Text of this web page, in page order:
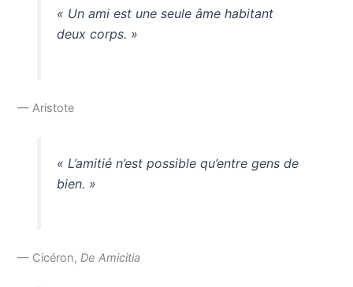
« Un ami est une seule âme habitant
deux corps. »
— Aristote
« L’amitié n’est possible qu’entre gens de
bien. »
— Cicéron,De Amicitia